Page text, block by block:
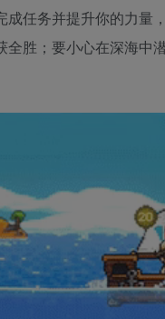
任务并提升你的力量
胜；要小心在深海中